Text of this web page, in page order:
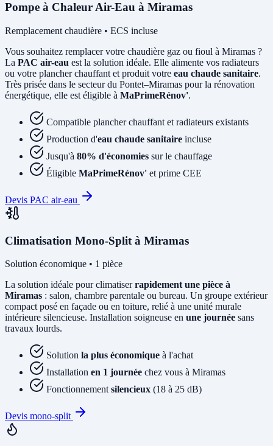
Pompe à Chaleur Air-Eau à Miramas
Remplacement chaudière • ECS incluse
Vous souhaitez remplacer votre chaudière gaz ou fioul à Miramas ?
La PAC air-eau est la solution idéale. Elle alimente vos radiateurs
ou votre plancher chauffant et produit votre eau chaude sanitaire.
Très prisée dans le secteur du Pontet–Miramas pour la rénovation
énergétique, elle est éligible à MaPrimeRénov'.
Compatible plancher chauffant et radiateurs existants
Production d'eau chaude sanitaire incluse
Jusqu'à 80% d'économies sur le chauffage
Éligible MaPrimeRénov' et prime CEE
Devis PAC air-eau
Climatisation Mono-Split à Miramas
Solution économique • 1 pièce
La solution idéale pour climatiserrapidement une pièce à
Miramas : salon, chambre parentale ou bureau. Un groupe extérieur
compact posé en façade ou en toiture, relié à une unité murale
intérieure silencieuse. Installation soigneuse en une journée sans
travaux lourds.
Solution la plus économique à l'achat
Installation en 1 journée chez vous à Miramas
Fonctionnement silencieux (18 à 25 dB)
Devis mono-split